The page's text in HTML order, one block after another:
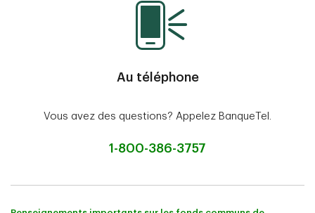
Au téléphone
Vous avez des questions? Appelez BanqueTel.
1-800-386-3757